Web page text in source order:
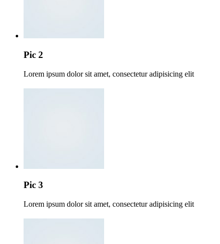
Pic 2
Lorem ipsum dolor sit amet, consectetur adipisicing elit
Pic 3
Lorem ipsum dolor sit amet, consectetur adipisicing elit